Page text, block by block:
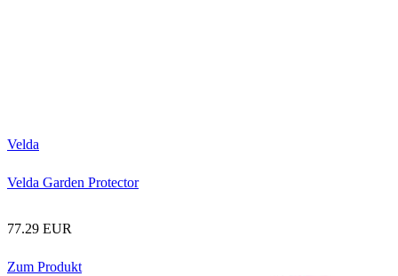
Velda
Velda Garden Protector
77.29 EUR
Zum Produkt